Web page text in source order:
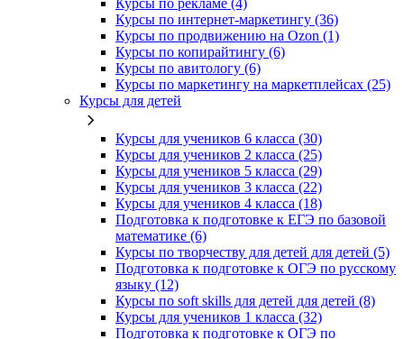
Курсы по рекламе (4)
Курсы по интернет-маркетингу (36)
Курсы по продвижению на Ozon (1)
Курсы по копирайтингу (6)
Курсы по авитологу (6)
Курсы по маркетингу на маркетплейсах (25)
Курсы для детей
Курсы для учеников 6 класса (30)
Курсы для учеников 2 класса (25)
Курсы для учеников 5 класса (29)
Курсы для учеников 3 класса (22)
Курсы для учеников 4 класса (18)
Подготовка к подготовке к ЕГЭ по базовой
математике (6)
Курсы по творчеству для детей для детей (5)
Подготовка к подготовке к ОГЭ по русскому
языку (12)
Курсы по soft skills для детей для детей (8)
Курсы для учеников 1 класса (32)
Подготовка к подготовке к ОГЭ по